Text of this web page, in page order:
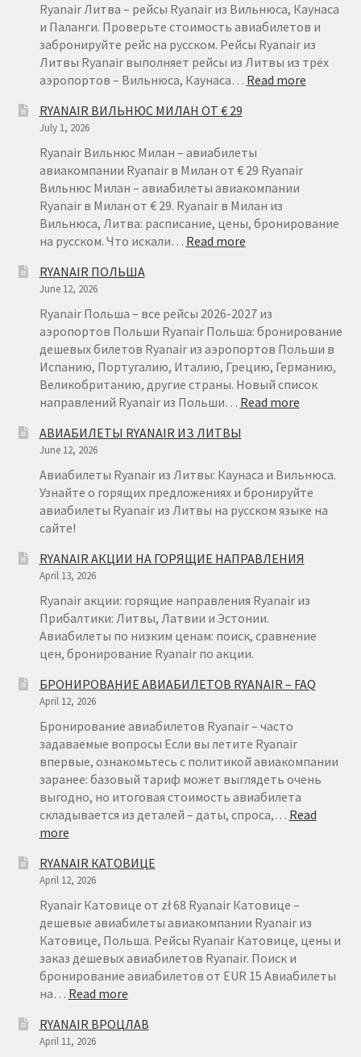
Ryanair Литва – рейсы Ryanair из Вильнюса, Каунаса
и Паланги. Проверьте стоимость авиабилетов и
забронируйте рейс на русском. Рейсы Ryanair из
Литвы Ryanair выполняет рейсы из Литвы из трёх
аэропортов – Вильнюса, Каунаса… Read more:
RYANAIR ВИЛЬНЮС МИЛАН ОТ € 29
July 1, 2026
Ryanair Вильнюс Милан – авиабилеты
авиакомпании Ryanair в Милан от € 29 Ryanair
Вильнюс Милан – авиабилеты авиакомпании
Ryanair в Милан от € 29. Ryanair в Милан из
Вильнюса, Литва: расписание, цены, бронирование
на русском. Что искали… Read more:
ОТ
€
29
RYANAIR ПОЛЬША
June 12, 2026
Ryanair Польша – все рейсы 2026-2027 из
аэропортов Польши Ryanair Польша: бронирование
дешевых билетов Ryanair из аэропортов Польши в
Испанию, Португалию, Италию, Грецию, Германию,
Великобританию, другие страны. Новый список
направлений Ryanair из Польши… Read more:
АВИАБИЛЕТЫ RYANAIR ИЗ ЛИТВЫ
June 12, 2026
Авиабилеты Ryanair из Литвы: Каунаса и Вильнюса.
Узнайте о горящих предложениях и бронируйте
авиабилеты Ryanair из Литвы на русском языке на
сайте!
RYANAIR АКЦИИ НА ГОРЯЩИЕ НАПРАВЛЕНИЯ
April 13, 2026
Ryanair акции: горящие направления Ryanair из
Прибалтики: Литвы, Латвии и Эстонии.
Авиабилеты по низким ценам: поиск, сравнение
цен, бронирование Ryanair по акции.
БРОНИРОВАНИЕ АВИАБИЛЕТОВ RYANAIR – FAQ
April 12, 2026
Бронирование авиабилетов Ryanair – часто
задаваемые вопросы Если вы летите Ryanair
впервые, ознакомьтесь с политикой авиакомпании
заранее: базовый тариф может выглядеть очень
выгодно, но итоговая стоимость авиабилета
складывается из деталей – даты, спроса,… Read
more:
АВИАБИЛЕТОВ
RYANAIR
–
FAQ
RYANAIR КАТОВИЦЕ
April 12, 2026
Ryanair Катовице от zł 68 Ryanair Катовице –
дешевые авиабилеты авиакомпании Ryanair из
Катовице, Польша. Рейсы Ryanair Катовице, цены и
заказ дешевых авиабилетов Ryanair. Поиск и
бронирование авиабилетов от EUR 15 Авиабилеты
на… Read more:
КАТОВИЦЕ
RYANAIR ВРОЦЛАВ
April 11, 2026